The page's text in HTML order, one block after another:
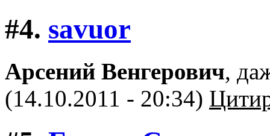
#4. savuor
Арсений Венгерович,
(14.10.2011 - 20:34)